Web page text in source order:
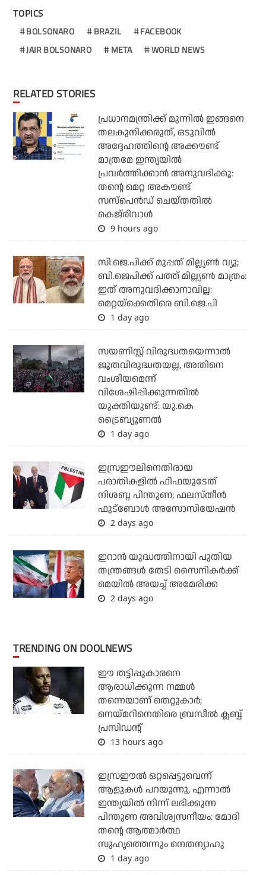
TOPICS
BOLSONARO BRAZIL
FACEBOOK
JAIR BOLSONARO
META WORLD NEWS
RELATED STORIES
പ്രധാനമന്ത്രിക്ക് മുന്നില്‍ ഇങ്ങനെ
തലകുനിക്കരുത്, ഒടുവില്‍
അദ്ദേഹത്തിന്റെ അക്കൗണ്ട്
മാത്രമേ ഇന്ത്യയില്‍
പ്രവര്‍ത്തിക്കാന്‍ അനുവദിക്കൂ:
തന്റെ മെറ്റ അകൗണ്ട്
സസ്‌പെന്‍ഡ് ചെയ്തതില്‍
കെജ്‌രിവാള്‍
9 hours ago
സി.ജെ.പിക്ക് മുപ്പത് മില്ല്യണ്‍ വ്യൂ;
ബി.ജെപിക്ക് പത്ത് മില്ല്യണ്‍ മാത്രം:
ഇത് അനുവദിക്കാനാവില്ല:
മെറ്റയ്‌ക്കെതിരെ ബി.ജെ.പി
1 day ago
സയണിസ്റ്റ് വിരുദ്ധതയെന്നാല്‍
ജൂതവിരുദ്ധതയല്ല, അതിനെ
വംശീയമെന്ന്
വിശേഷിപ്പിക്കുന്നതില്‍
യുക്തിയുണ്ട്: യു.കെ
ട്രൈബ്യൂണല്‍
1 day ago
ഇസ്രഈലിനെതിരായ
പരാതികളില്‍ ഫിഫയുടേത്
നിശബ്ദ പിന്തുണ; ഫലസ്തീന്‍
ഫുട്‌ബോള്‍ അസോസിയേഷന്‍
2 days ago
ഇറാന്‍ യുദ്ധത്തിനായി പുതിയ
തന്ത്രങ്ങള്‍ തേടി സൈനികര്‍ക്ക്
മെയില്‍ അയച്ച് അമേരിക്ക
2 days ago
TRENDING ON DOOLNEWS
ഈ തട്ടിപ്പുകാരനെ
ആരാധിക്കുന്ന നമ്മള്‍
തന്നെയാണ് തെറ്റുകാര്‍;
നെയ്മറിനെതിരെ ബ്രസീല്‍ ക്ലബ്ബ്
പ്രസിഡന്റ്
13 hours ago
ഇസ്രഈല്‍ ഒറ്റപ്പെട്ടുവെന്ന്
ആളുകള്‍ പറയുന്നു, എന്നാല്‍
ഇന്ത്യയില്‍ നിന്ന് ലഭിക്കുന്ന
പിന്തുണ അവിശ്വസനീയം: മോദി
തന്റെ ആത്മാര്‍ത്ഥ
സുഹൃത്തെന്നും നെതന്യാഹു
1 day ago